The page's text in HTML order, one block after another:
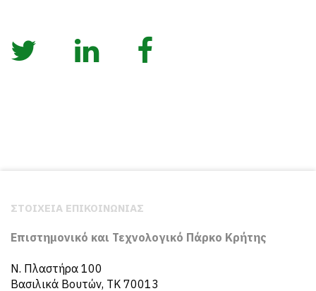
ΣΤΟΙΧΕΙΑ ΕΠΙΚΟΙΝΩΝΙΑΣ
Επιστημονικό και Τεχνολογικό Πάρκο Κρήτης
N. Πλαστήρα 100
Βασιλικά Βουτών, ΤΚ 70013